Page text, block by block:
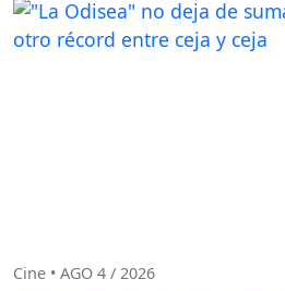
Cine • AGO 4 / 2026